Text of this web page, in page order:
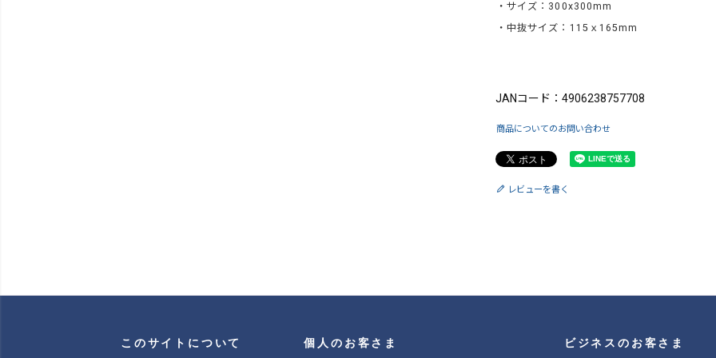
・サイズ：300x300mm
・中抜サイズ：115ｘ165mm
JANコード：4906238757708
商品についてのお問い合わせ
レビューを書く
このサイトについて 個人のお客さま ビジネスのお客さま